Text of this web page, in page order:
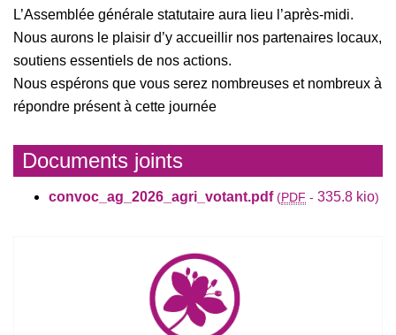
L’Assemblée générale statutaire aura lieu l’après-midi.
Nous aurons le plaisir d’y accueillir nos partenaires locaux,
soutiens essentiels de nos actions.
Nous espérons que vous serez nombreuses et nombreux à
répondre présent à cette journée
Documents joints
convoc_ag_2026_agri_votant.pdf (PDF - 335.8 kio)